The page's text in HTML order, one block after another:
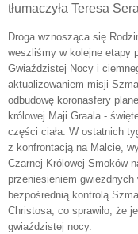
tłumaczyła Teresa
Droga wznosząca się
weszliśmy w kolejne etapy
Gwiaździstej Nocy i
aktualizowaniem misji
odbudowę koronasfery
królowej Maji Graala -
części ciała. W ostatnich
z konfrontacją na Malcie,
Czarnej Królowej Smoków
przeniesieniem
bezpośrednią kontrolą
Christosa, co sprawiło, że
gwiaździstej nocy.